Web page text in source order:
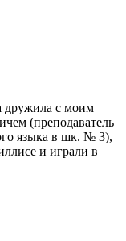
дружила с моим
(преподаватель
языка в шк. № 3),
и играли в